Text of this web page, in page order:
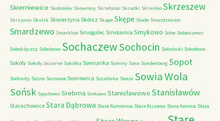
Skierniewice Skolimów Skowrony Skriebinai Skrudki Skrwilno Skrzeszew
Skrzynno Skulsk Skwierzyna Skórcz Skąpe Skępe Slude Smardzewice
Smardzewo Smarklice Smogulec Smolarnia Smykowo Sobe Sobieszewo
Soboklęszcz Sobolewo SochaczewSochocin Sokolniki Sokołowo
Sokoły Sokoły Jeziorne Sokółka Somianka Sominy Sona Sondenborg Sopot
Sorkwity Sosno Sosnowe Sosnowica Sosnówka Sowia Sowia Wola
Sońsk Spychowo Srebrna Srokowo Stanisławowo Stanisławów
Starachowice Stara Dąbrowa Stara Kamienica Stara Kiszewa Stara Kornica Stara